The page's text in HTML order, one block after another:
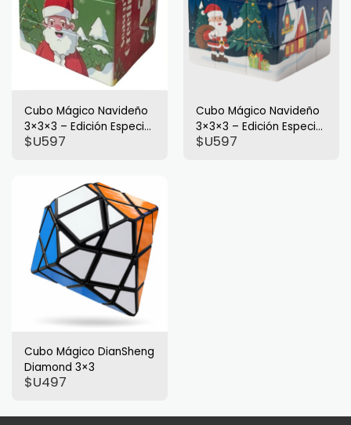
Cubo Mágico Navideño
3×3×3 – Edición Especial
de Fiestas
$U597
Cubo Mágico Navideño
3×3×3 – Edición Especial
de Fiestas
$U597
Cubo Mágico DianSheng
Diamond 3×3
$U497